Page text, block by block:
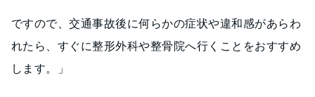
ですので、交通事故後に何らかの症状や違和感があらわ
れたら、すぐに整形外科や整骨院へ行くことをおすすめ
します。」